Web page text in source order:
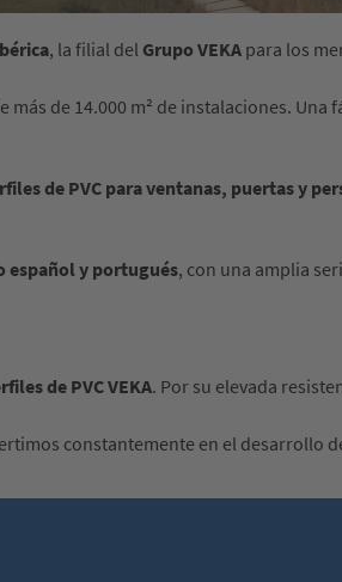
, la filial del Grupo VEKA para los
más de 14.000 m² de instalaciones. Una
de PVC para ventanas, puertas y
español y portugués, con una amplia
de PVC VEKA. Por su elevada
constantemente en el desarrollo